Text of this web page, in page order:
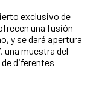
exclusivo de
una fusión
y se dará apertura
una muestra del
diferentes